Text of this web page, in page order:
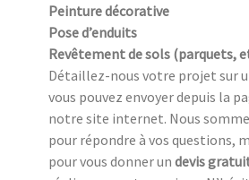
Peinture décorative
Pose d’enduits
Revêtement de sols (parquets,
Détaillez-nous votre projet sur
vous pouvez envoyer depuis la
notre site internet. Nous
pour répondre à vos questions,
pour vous donner un devis